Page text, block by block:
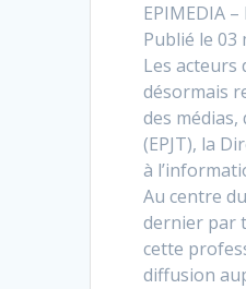
EPIMEDIA –
Publié le03
Les acteurs
désormais
des
(EPJT), la
à
Au centre
dernier par
cette
diffusion